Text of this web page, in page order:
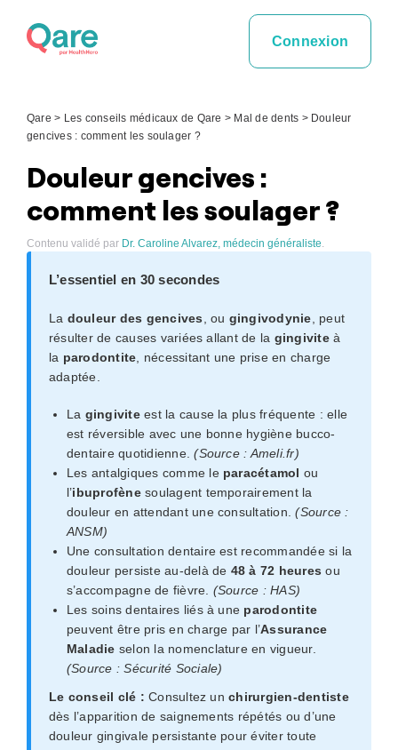
Connexion
Qare > Les conseils médicaux de Qare > Mal de dents > Douleur
gencives : comment les soulager ?
Douleur gencives :
comment les soulager ?
Contenu validé par Dr. Caroline Alvarez, médecin généraliste.
L’essentiel en 30 secondes
La douleur des gencives , ou gingivodynie , peut
résulter de causes variées allant de la gingiviteà
la parodontite , nécessitant une prise en charge
adaptée.
La gingiviteest la cause la plus fréquente : elle
est réversible avec une bonne hygiène bucco-
dentaire quotidienne.(Source : Ameli.fr)
Les antalgiques comme le paracétamol ou
l’ibuprofènesoulagent temporairement la
douleur en attendant une consultation.(Source :
ANSM)
Une consultation dentaire est recommandée si la
douleur persiste au-delà de 48 à 72 heures ou
s’accompagne de fièvre. (Source : HAS)
Les soins dentaires liés à une parodontite
peuvent être pris en charge par l’Assurance
Maladie selon la nomenclature en vigueur.
(Source : Sécurité Sociale)
Le conseil clé : Consultez unchirurgien-dentiste
dès l’apparition de saignements répétés ou d’une
douleur gingivale persistante pour éviter toute